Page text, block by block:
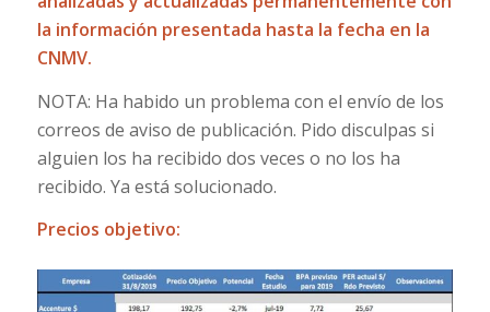
la información presentada hasta la fecha en la
CNMV.
NOTA: Ha habido un problema con el envío de los
correos de aviso de publicación. Pido disculpas si
alguien los ha recibido dos veces o no los ha
recibido. Ya está solucionado.
Precios objetivo: